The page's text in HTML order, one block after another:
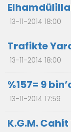
13-11-2014 18:00
Trafikte
13-11-2014 18:00
%157= 9
13-11-2014 17:59
K.G.M.